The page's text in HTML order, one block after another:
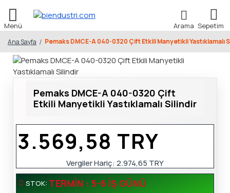
Ana Sayfa Pemaks DMCE-A 040-0320 Çift Etkili Manyetikli Yastıklamalı
Pemaks DMCE-A 040-0320 Çift
Etkili Manyetikli Yastıklamalı Silindir
STOK: TERMIN : 5-6 İŞ GÜNÜ
3.569,58 TRY
Vergiler Hariç:2.974,65 TRY